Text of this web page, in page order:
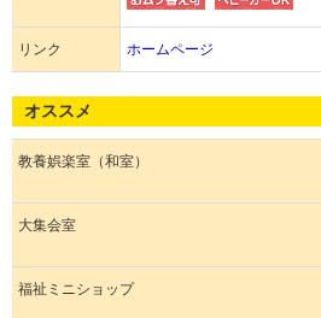
リンク ホームページ
オススメ
教養娯楽室（和室）
大集会室
福祉ミニショップ